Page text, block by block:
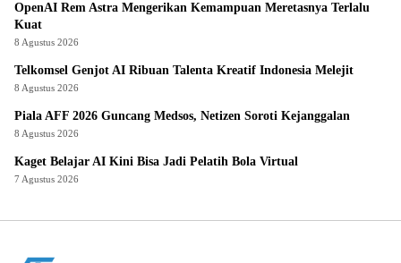
OpenAI Rem Astra Mengerikan Kemampuan Meretasnya Terlalu
Kuat
8 Agustus 2026
Telkomsel Genjot AI Ribuan Talenta Kreatif Indonesia Melejit
8 Agustus 2026
Piala AFF 2026 Guncang Medsos, Netizen Soroti Kejanggalan
8 Agustus 2026
Kaget Belajar AI Kini Bisa Jadi Pelatih Bola Virtual
7 Agustus 2026